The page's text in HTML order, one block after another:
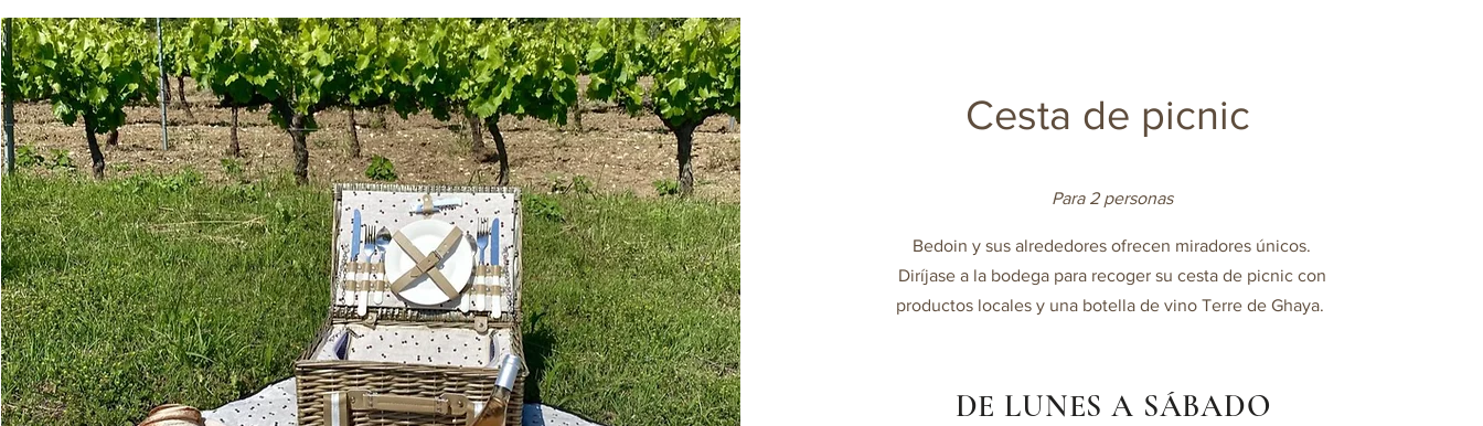
Cesta de picnic
Para 2 personas
Bedoin y sus alrededores ofrecen miradores únicos.
Diríjase a la bodega para recoger su cesta de picnic con
productos locales y una botella de vino Terre de Ghaya.
DE LUNES A SÁBADO